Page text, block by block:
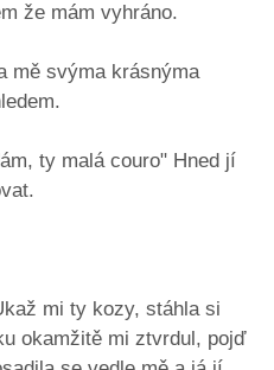
že mám vyhráno.
mě svýma krásnýma
ty malá couro" Hned jí
mi ty kozy, stáhla si
okamžitě mi ztvrdul, pojď